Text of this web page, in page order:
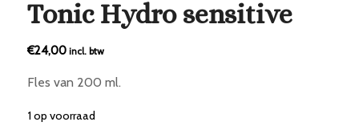
Tonic Hydro sensitive
€24,00 incl. btw
Fles van 200 ml.
1 op voorraad